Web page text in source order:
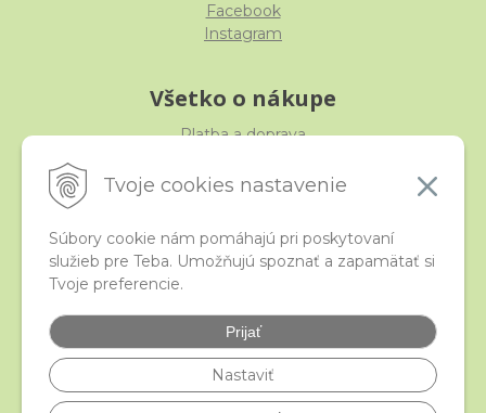
Tvoje cookies nastavenie
Súbory cookie nám pomáhajú pri poskytovaní
služieb pre Teba. Umožňujú spoznať a zapamätať si
Tvoje preferencie.
Prijať
Nastaviť
Facebook
Instagram
Všetko o nákupe
Platba a doprava
Obchodné podmienky
iStraka
Veľkoobchod
Najčastejšie otázky
Certifikáty